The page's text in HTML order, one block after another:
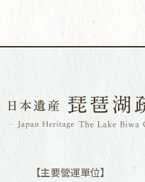
【主要營運單位】